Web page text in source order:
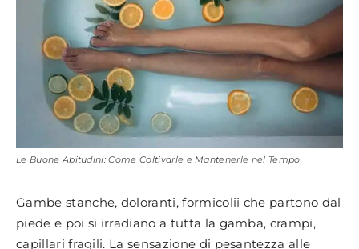
Le Buone Abitudini: Come Coltivarle e Mantenerle nel Tempo
Gambe stanche, doloranti, formicolii che partono dal
piede e poi si irradiano a tutta la gamba, crampi,
capillari fragili. La sensazione di pesantezza alle